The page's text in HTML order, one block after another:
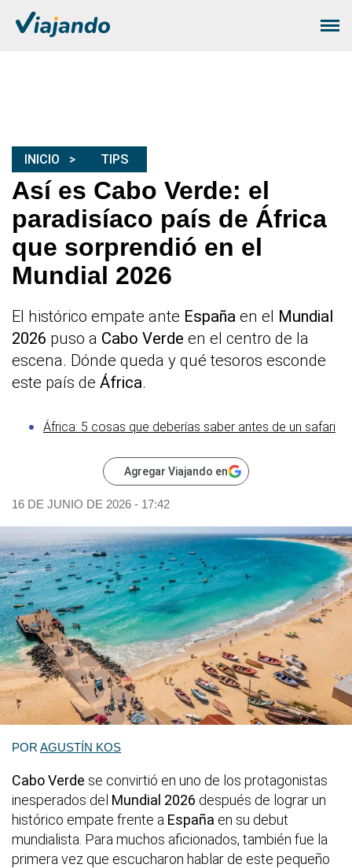
INICIO TIPS
Así es Cabo Verde: el
paradisíaco país de África
que sorprendió en el
Mundial 2026
El histórico empate ante España en el Mundial
2026 puso a Cabo Verde en el centro de la
escena. Dónde queda y qué tesoros esconde
este país de África.
África: 5 cosas que deberías saber antes de un safari
Agregar Viajando en
16 DE JUNIO DE 2026 - 17:42
POR AGUSTÍN KOS
Cabo Verde se convirtió en uno de los protagonistas
inesperados del Mundial 2026 después de lograr un
histórico empate frente a España en su debut
mundialista. Para muchos aficionados, también fue la
primera vez que escucharon hablar de este pequeño